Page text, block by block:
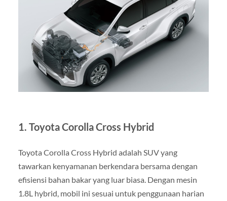
1. Toyota Corolla Cross Hybrid
Toyota Corolla Cross Hybrid adalah SUV yang
tawarkan kenyamanan berkendara bersama dengan
efisiensi bahan bakar yang luar biasa. Dengan mesin
1.8L hybrid, mobil ini sesuai untuk penggunaan harian